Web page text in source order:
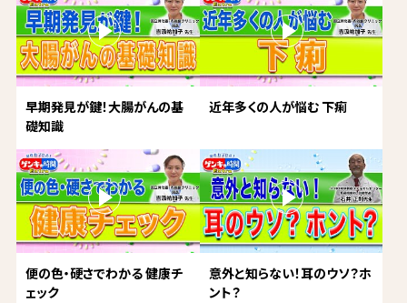
早期発見が鍵！大腸がんの基
礎知識
近年多くの人が悩む 下痢
便の色・硬さでわかる 健康チ
ェック
意外と知らない！耳のウソ？ホ
ント？